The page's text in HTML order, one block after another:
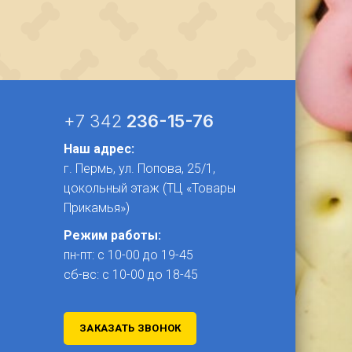
81₽
+7 342 236-15-76
Наш адрес:
г. Пермь, ул. Попова, 25/1​,
цокольный этаж (ТЦ «Товары
Прикамья»)
Режим работы:
пн-пт: с 10-00 до 19-45
сб-вс: с 10-00 до 18-45
ЗАКАЗАТЬ ЗВОНОК